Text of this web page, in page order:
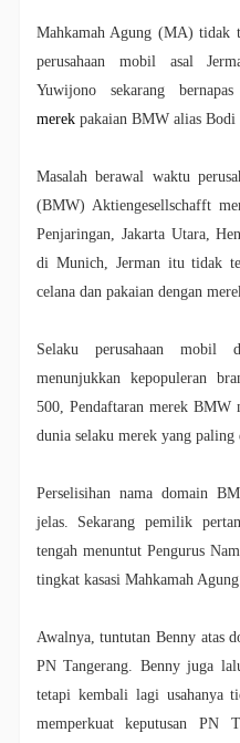
Mahkamah Agung (MA) tidak
perusahaan mobil asal
Yuwijono sekarang
merekpakaian BMW alias Bodi
Masalah berawal waktu
(BMW) Aktiengesellschafft
Penjaringan, Jakarta Utara,
di Munich, Jerman itu tidak
celana dan pakaian dengan
Selaku perusahaan
menunjukkan kepopuleran
500, Pendaftaran merek BMW
dunia selaku merek yang
Perselisihan nama domain
jelas. Sekarang pemilik
tengah menuntut Pengurus
tingkat kasasi Mahkamah
Awalnya, tuntutan Benny atas
PN Tangerang. Benny juga
tetapi kembali lagi usahanya
memperkuat keputusan PN